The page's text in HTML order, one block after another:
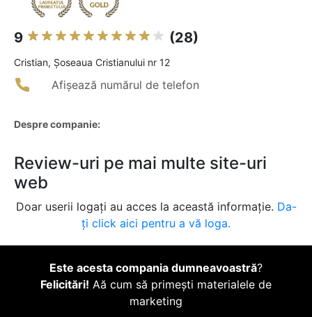
9 (28)
Cristian, Șoseaua Cristianului nr 12
Afișează numărul de telefon
Despre companie:
Review-uri pe mai multe site-uri
web
Doar userii logați au acces la această informație. Da-
ți click aici pentru a vă loga.
Este acesta compania dumneavoastră?
Felicitări! Aă cum să primești materialele de
marketing